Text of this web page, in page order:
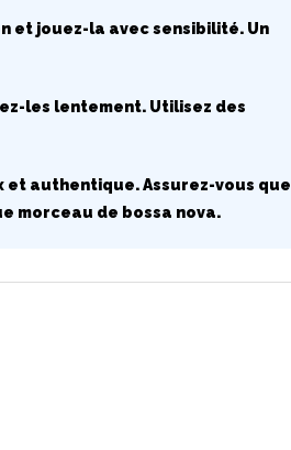
et jouez-la avec sensibilité. Un
les lentement. Utilisez des
et authentique. Assurez-vous que
morceau de bossa nova.